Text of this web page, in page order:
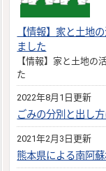
【情報】家と土地
ました
【情報】家と土地の
た
2022年8月1日更新
ごみの分別と出し
2021年2月3日更新
熊本県による南阿